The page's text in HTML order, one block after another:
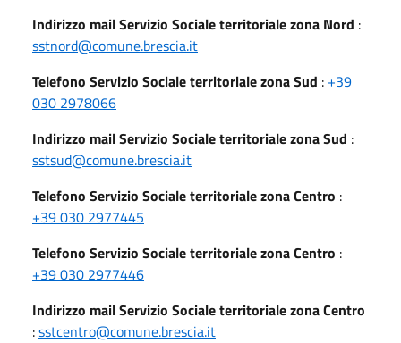
Indirizzo mail Servizio Sociale territoriale zona Nord :
sstnord@comune.brescia.it
Telefono Servizio Sociale territoriale zona Sud : +39
030 2978066
Indirizzo mail Servizio Sociale territoriale zona Sud :
sstsud@comune.brescia.it
Telefono Servizio Sociale territoriale zona Centro :
+39 030 2977445
Telefono Servizio Sociale territoriale zona Centro :
+39 030 2977446
Indirizzo mail Servizio Sociale territoriale zona Centro
:sstcentro@comune.brescia.it